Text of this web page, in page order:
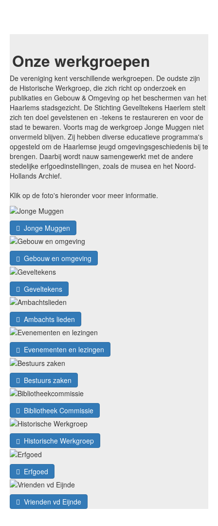
Onze werkgroepen
De vereniging kent verschillende werkgroepen. De oudste zijn
de Historische Werkgroep, die zich richt op onderzoek en
publikaties en Gebouw & Omgeving op het beschermen van het
Haarlems stadsgezicht. De Stichting Gevelltekens Haerlem stelt
zich ten doel gevelstenen en -tekens te restaureren en voor de
stad te bewaren. Voorts mag de werkgroep Jonge Muggen niet
onvermeld blijven. Zij hebben diverse educatieve programma's
opgesteld om de Haarlemse jeugd omgevingsgeschiedenis bij te
brengen. Daarbij wordt nauw samengewerkt met de andere
stedelijke erfgoedinstellingen, zoals de musea en het Noord-
Hollands Archief.
Klik op de foto's hieronder voor meer informatie.
Jonge Muggen
Gebouw en omgeving
Geveltekens
Ambachts lieden
Evenementen en lezingen
Bestuurs zaken
Bibliotheek Commissie
Historische Werkgroep
Erfgoed
Vrienden vd Eijnde